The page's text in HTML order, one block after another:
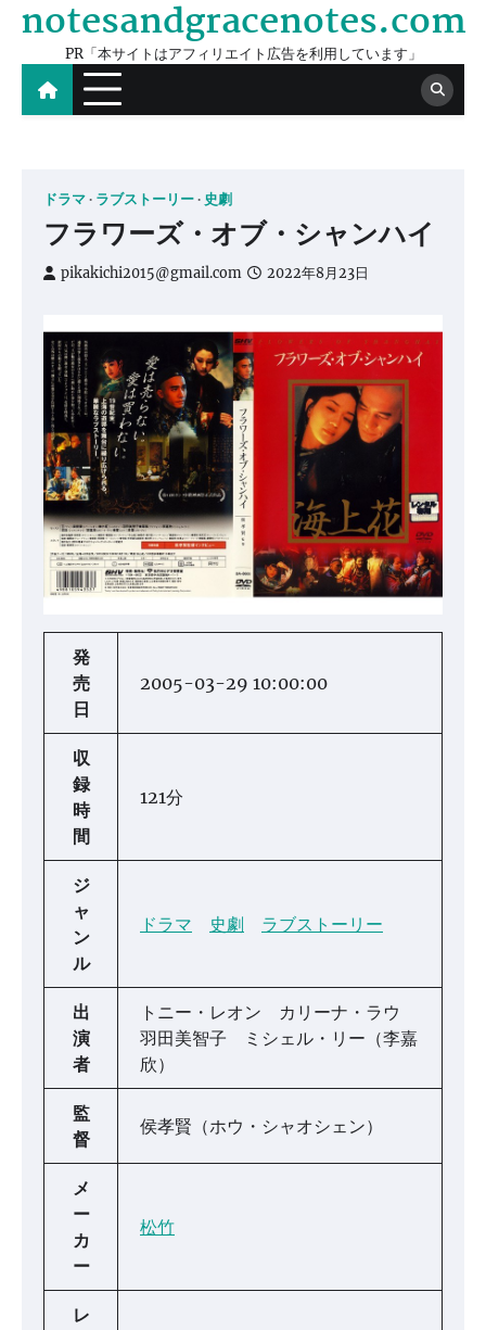
Skip
content
notesandgracenotes.com
PR「本サイトはアフィリエイト広告を利用しています」
ドラマ ラブストーリー 史劇
フラワーズ・オブ・シャンハイ
pikakichi2015@gmail.com 2022年8月23日
発
売
日
2005-03-29 10:00:00
収
録
時
間
121分
ジ
ャ
ン
ル
ドラマ 史劇 ラブストーリー
出
演
者
トニー・レオン カリーナ・ラウ
羽田美智子 ミシェル・リー（李嘉
欣）
監
督
侯孝賢（ホウ・シャオシェン）
メ
ー
カ
ー
松竹
レ